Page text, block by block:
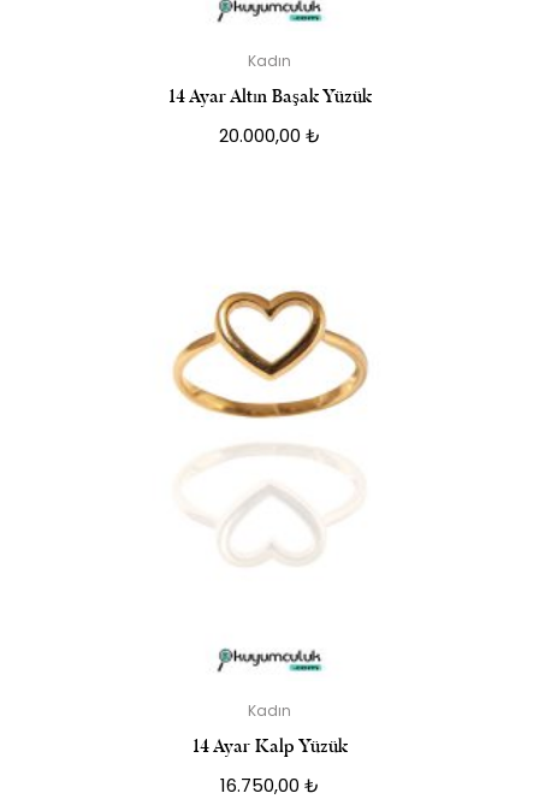
Kadın
14 Ayar Altın Başak Yüzük
20.000,00 ₺
Kadın
14 Ayar Kalp Yüzük
16.750,00 ₺